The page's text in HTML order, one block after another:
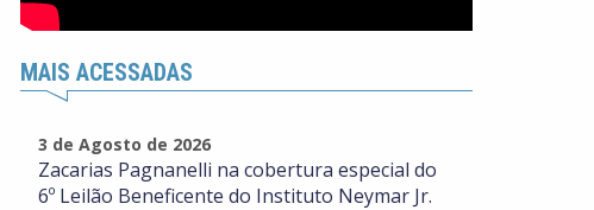
MAIS ACESSADAS
3 de Agosto de 2026
Zacarias Pagnanelli na cobertura especial do
6º Leilão Beneficente do Instituto Neymar Jr.